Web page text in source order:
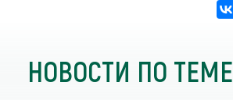
НОВОСТИ ПО ТЕМЕ